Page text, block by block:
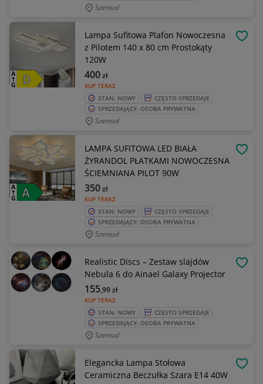
Szemud
Lampa Sufitowa Plafon Nowoczesna
z Pilotem 140 x 80 cm Prostokąty
120W
KUP TERAZ
400zł
STAN: NOWY
CZĘSTO SPRZEDAJE
SPRZEDAJĄCY: OSOBA PRYWATNA
Szemud
LAMPA SUFITOWA LED BIAŁA
ŻYRANDOL PŁATKAMI NOWOCZESNA
ŚCIEMNIANA PILOT 90W
KUP TERAZ
350zł
STAN: NOWY
CZĘSTO SPRZEDAJE
SPRZEDAJĄCY: OSOBA PRYWATNA
Szemud
Realistic Discs – Zestaw slajdów
Nebula 6 do Ainael Galaxy Projector
KUP TERAZ
155,99zł
STAN: NOWY
CZĘSTO SPRZEDAJE
SPRZEDAJĄCY: OSOBA PRYWATNA
Szemud
Elegancka Lampa Stołowa
Ceramiczna Beczułka Szara E14 40W